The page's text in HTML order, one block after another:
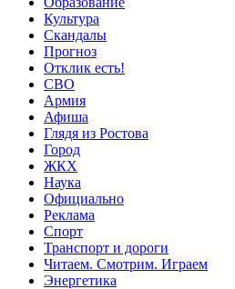
Культура
Скандалы
Прогноз
Отклик есть!
СВО
Армия
Афиша
Глядя из Ростова
Город
ЖКХ
Наука
Официально
Реклама
Спорт
Транспорт и дороги
Читаем. Смотрим. Играем
Энергетика